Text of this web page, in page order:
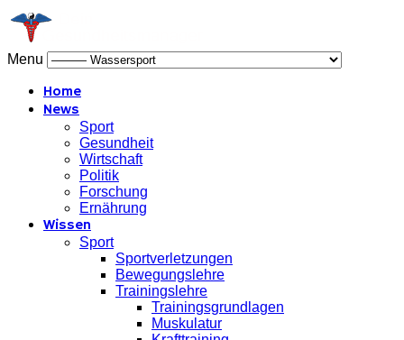
Menu
Home
News
Sport
Gesundheit
Wirtschaft
Politik
Forschung
Ernährung
Wissen
Sport
Sportverletzungen
Bewegungslehre
Trainingslehre
Trainingsgrundlagen
Muskulatur